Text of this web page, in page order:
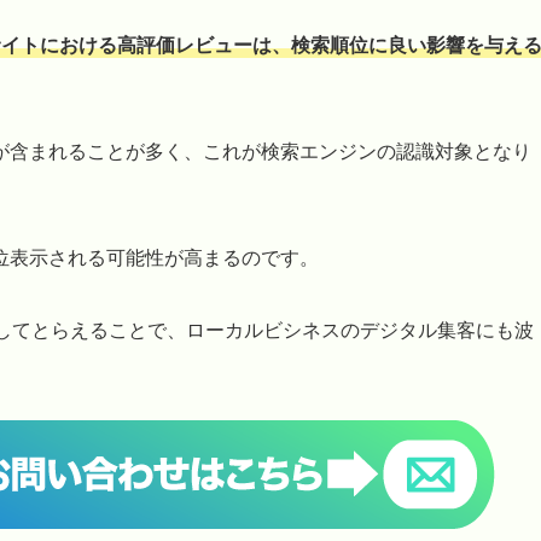
トにおける高評価レビューは、検索順位に良い影響を与える
まれることが多く、これが検索エンジンの認識対象となり
示される可能性が高まるのです。
とらえることで、ローカルビシネスのデジタル集客にも波